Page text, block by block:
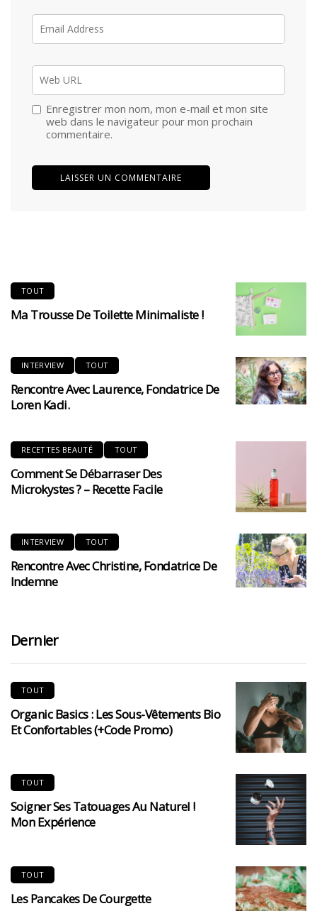
Enregistrer mon nom, mon e-mail et mon site
web dans le navigateur pour mon prochain
commentaire.
TOUT
Ma Trousse De Toilette Minimaliste !
INTERVIEW TOUT
Rencontre Avec Laurence, Fondatrice De
Loren Kadi.
RECETTES BEAUTÉ TOUT
Comment Se Débarraser Des
Microkystes ? – Recette Facile
INTERVIEW TOUT
Rencontre Avec Christine, Fondatrice De
Indemne
Dernier
TOUT
Organic Basics : Les Sous-Vêtements Bio
Et Confortables (+code Promo)
TOUT
Soigner Ses Tatouages Au Naturel !
Mon Expérience
TOUT
Les Pancakes De Courgette